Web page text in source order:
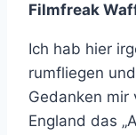
Filmfreak
Ich hab hier
rumfliegen
Gedanken mir
England das